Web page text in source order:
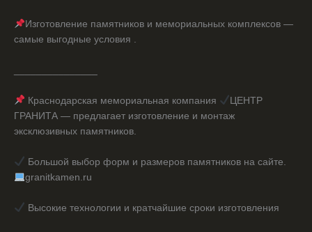
Изготовление памятников и мемориальных комплексов —
самые выгодные условия .
Краснодарская мемориальная компания
ЦЕНТР
ГРАНИТА — предлагает изготовление и монтаж
эксклюзивных памятников.
Большой выбор форм и размеров памятников на сайте.
granitkamen.ru
Высокие технологии и кратчайшие сроки изготовления